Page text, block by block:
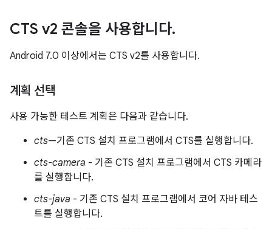
CTS v2 콘솔을 사용합니다.
Android 7.0 이상에서는 CTS v2를 사용합니다.
계획 선택
사용 가능한 테스트 계획은 다음과 같습니다.
cts—기존 CTS 설치 프로그램에서 CTS를 실행합니다.
cts-camera - 기존 CTS 설치 프로그램에서 CTS 카메라
를 실행합니다.
cts-java - 기존 CTS 설치 프로그램에서 코어 자바 테스
트를 실행합니다.